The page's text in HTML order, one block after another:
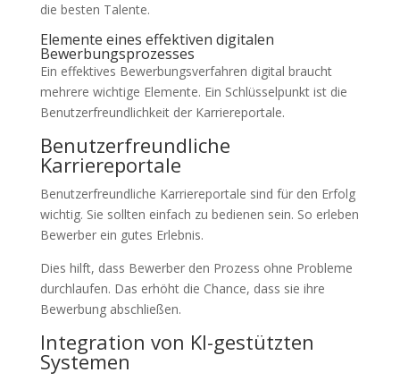
die besten Talente.
Elemente eines effektiven digitalen
Bewerbungsprozesses
Ein effektives Bewerbungsverfahren digital braucht
mehrere wichtige Elemente. Ein Schlüsselpunkt ist die
Benutzerfreundlichkeit der Karriereportale.
Benutzerfreundliche
Karriereportale
Benutzerfreundliche Karriereportale sind für den Erfolg
wichtig. Sie sollten einfach zu bedienen sein. So erleben
Bewerber ein gutes Erlebnis.
Dies hilft, dass Bewerber den Prozess ohne Probleme
durchlaufen. Das erhöht die Chance, dass sie ihre
Bewerbung abschließen.
Integration von KI-gestützten
Systemen